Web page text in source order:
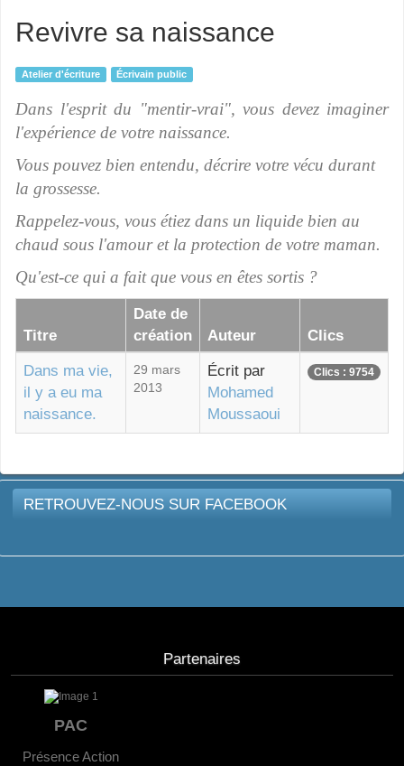
Revivre sa naissance
Atelier d'écriture Écrivain public
Dans l'esprit du "mentir-vrai", vous devez imaginer
l'expérience de votre naissance.
Vous pouvez bien entendu, décrire votre vécu durant
la grossesse.
Rappelez-vous, vous étiez dans un liquide bien au
chaud sous l'amour et la protection de votre maman.
Qu'est-ce qui a fait que vous en êtes sortis ?
Titre
Date de
création
Auteur Clics
Dans ma vie,
il y a eu ma
naissance.
29 mars
2013
Écrit par
Mohamed
Moussaoui
Clics : 9754
RETROUVEZ-NOUS SUR FACEBOOK
Partenaires
PAC
Présence Action